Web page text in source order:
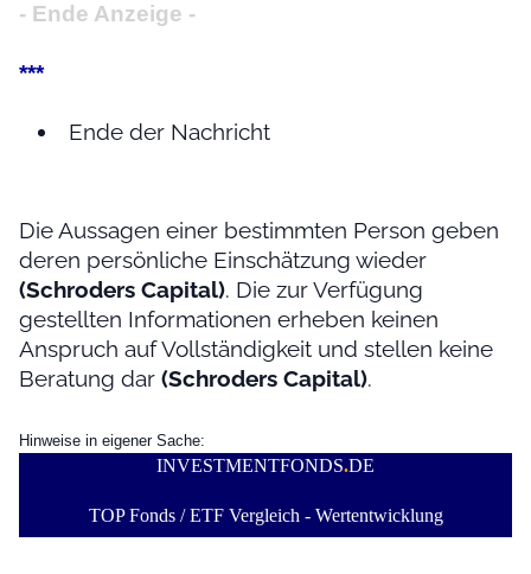
- Ende Anzeige -
***
Ende der Nachricht
Die Aussagen einer bestimmten Person geben
deren persönliche Einschätzung wieder
(Schroders Capital). Die zur Verfügung
gestellten Informationen erheben keinen
Anspruch auf Vollständigkeit und stellen keine
Beratung dar (Schroders Capital).
Hinweise in eigener Sache:
INVESTMENTFONDS.DE
TOP Fonds / ETF Vergleich - Wertentwicklung